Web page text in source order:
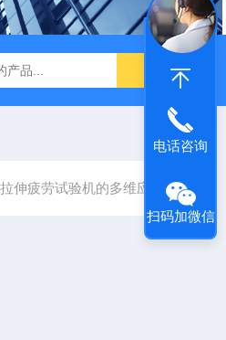
盛林5吨万能拉力试验机
伸疲劳试验机的多维应用
电话咨询
扫码加微信